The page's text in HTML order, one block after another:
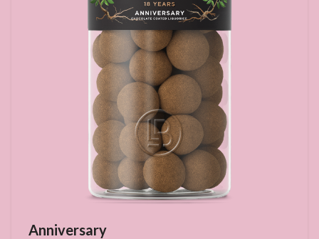
Anniversary